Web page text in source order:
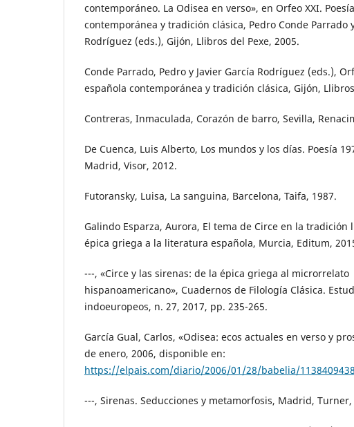
contemporáneo. La Odisea en verso», en Orfeo XXI.
contemporánea y tradición clásica, Pedro Conde Parrado
Rodríguez (eds.), Gijón, Llibros del Pexe, 2005.
Conde Parrado, Pedro y Javier García Rodríguez (eds.),
española contemporánea y tradición clásica, Gijón,
Contreras, Inmaculada, Corazón de barro, Sevilla,
De Cuenca, Luis Alberto, Los mundos y los días. Poesía
Madrid, Visor, 2012.
Futoransky, Luisa, La sanguina, Barcelona, Taifa, 1987.
Galindo Esparza, Aurora, El tema de Circe en la tradición
épica griega a la literatura española, Murcia, Editum,
---, «Circe y las sirenas: de la épica griega al microrrelato
hispanoamericano», Cuadernos de Filología Clásica.
indoeuropeos, n. 27, 2017, pp. 235-265.
García Gual, Carlos, «Odisea: ecos actuales en verso y
de enero, 2006, disponible en:
https://elpais.com/diario/2006/01/28/babelia/
---, Sirenas. Seducciones y metamorfosis, Madrid, Turner,